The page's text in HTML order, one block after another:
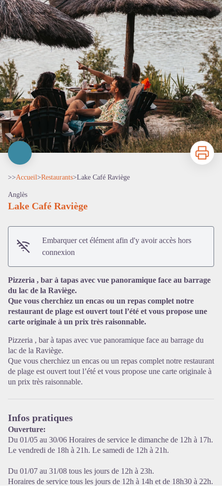
Voir l'image en plein écran
Imprimer
>>Accueil>Restaurants>Lake Café Raviège
Anglès
Lake Café Raviège
Embarquer cet élément afin d'y avoir accès hors
connexion
Pizzeria , bar à tapas avec vue panoramique face au barrage
du lac de la Raviège.
Que vous cherchiez un encas ou un repas complet notre
restaurant de plage est ouvert tout l’été et vous propose une
carte originale à un prix très raisonnable.
Pizzeria , bar à tapas avec vue panoramique face au barrage du
lac de la Raviège.
Que vous cherchiez un encas ou un repas complet notre restaurant
de plage est ouvert tout l’été et vous propose une carte originale à
un prix très raisonnable.
Infos pratiques
Ouverture:
Du 01/05 au 30/06 Horaires de service le dimanche de 12h à 17h.
Le vendredi de 18h à 21h. Le samedi de 12h à 21h.
Du 01/07 au 31/08 tous les jours de 12h à 23h.
Horaires de service tous les jours de 12h à 14h et de 18h30 à 22h.